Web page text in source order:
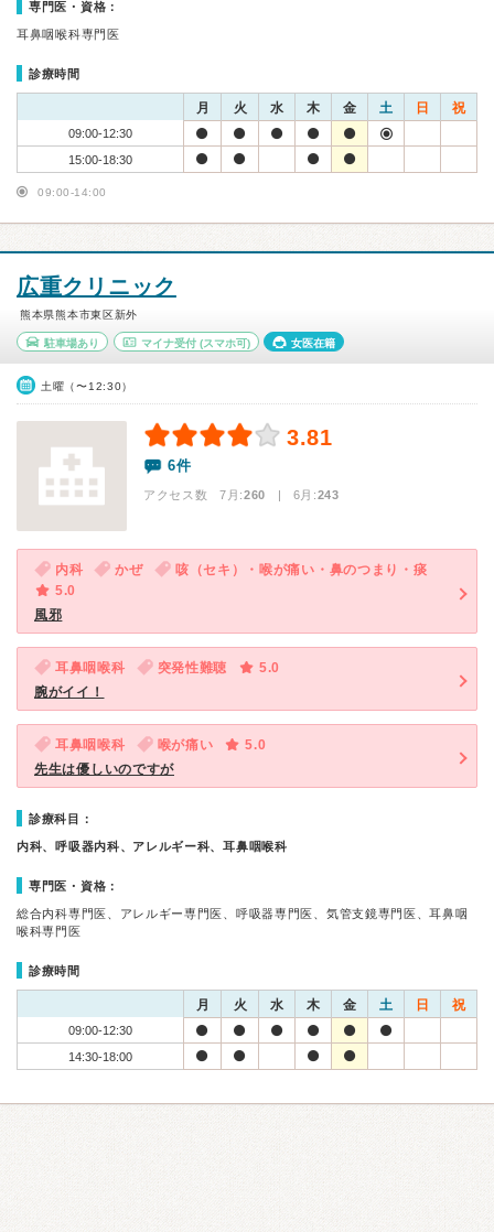
専門医・資格：
耳鼻咽喉科専門医
診療時間
月 火 水 木 金 土 日 祝
09:00-12:30
15:00-18:30
09:00-14:00
広重クリニック
熊本県熊本市東区新外
駐車場あり マイナ受付(スマホ可) 女医在籍
土曜（〜12:30）
3.81
6件
アクセス数 7月:260 | 6月:243
内科 かぜ
咳（セキ）・喉が痛い・鼻のつまり・痰
5.0
風邪
耳鼻咽喉科 突発性難聴
5.0
腕がイイ！
耳鼻咽喉科 喉が痛い
5.0
先生は優しいのですが
診療科目：
内科、呼吸器内科、アレルギー科、耳鼻咽喉科
専門医・資格：
総合内科専門医、アレルギー専門医、呼吸器専門医、気管支鏡専門医、耳鼻咽
喉科専門医
診療時間
月 火 水 木 金 土 日 祝
09:00-12:30
14:30-18:00